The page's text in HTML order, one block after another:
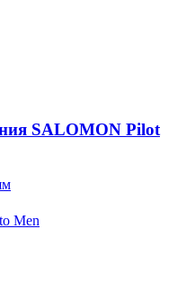
SALOMON Pilot